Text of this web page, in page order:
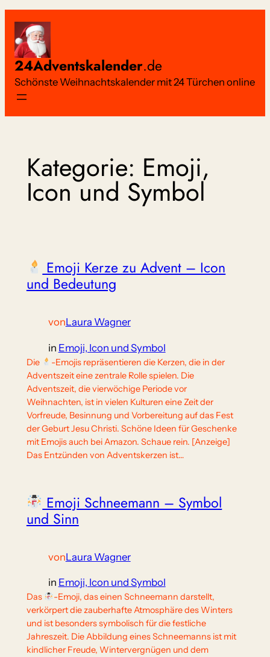
Inhalt
springen
24Adventskalender.de
Schönste Weihnachtskalender mit 24 Türchen online
Kategorie: Emoji,
Icon und Symbol
Emoji Kerze zu Advent – Icon
und Bedeutung
vonLaura Wagner
in Emoji, Icon und Symbol
Die
-Emojis repräsentieren die Kerzen, die in der
Adventszeit eine zentrale Rolle spielen. Die
Adventszeit, die vierwöchige Periode vor
Weihnachten, ist in vielen Kulturen eine Zeit der
Vorfreude, Besinnung und Vorbereitung auf das Fest
der Geburt Jesu Christi. Schöne Ideen für Geschenke
mit Emojis auch bei Amazon. Schaue rein. [Anzeige]
Das Entzünden von Adventskerzen ist…
Emoji Schneemann – Symbol
und Sinn
vonLaura Wagner
in Emoji, Icon und Symbol
Das
-Emoji, das einen Schneemann darstellt,
verkörpert die zauberhafte Atmosphäre des Winters
und ist besonders symbolisch für die festliche
Jahreszeit. Die Abbildung eines Schneemanns ist mit
kindlicher Freude, Wintervergnügen und dem